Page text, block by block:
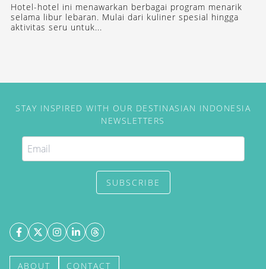
Hotel-hotel ini menawarkan berbagai program menarik
selama libur lebaran. Mulai dari kuliner spesial hingga
aktivitas seru untuk...
STAY INSPIRED WITH OUR DESTINASIAN INDONESIA
NEWSLETTERS
SUBSCRIBE
ABOUT CONTACT